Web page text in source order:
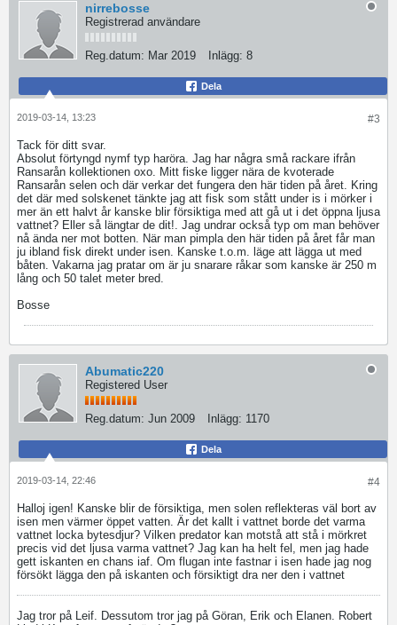
nirrebosse
Registrerad användare
Reg.datum: Mar 2019 Inlägg: 8
Dela
#3
2019-03-14, 13:23
Tack för ditt svar.
Absolut förtyngd nymf typ haröra. Jag har några små rackare ifrån
Ransarån kollektionen oxo. Mitt fiske ligger nära de kvoterade
Ransarån selen och där verkar det fungera den här tiden på året. Kring
det där med solskenet tänkte jag att fisk som stått under is i mörker i
mer än ett halvt år kanske blir försiktiga med att gå ut i det öppna ljusa
vattnet? Eller så längtar de dit!. Jag undrar också typ om man behöver
nå ända ner mot botten. När man pimpla den här tiden på året får man
ju ibland fisk direkt under isen. Kanske t.o.m. läge att lägga ut med
båten. Vakarna jag pratar om är ju snarare råkar som kanske är 250 m
lång och 50 talet meter bred.
Bosse
Abumatic220
Registered User
Reg.datum: Jun 2009 Inlägg: 1170
Dela
#4
2019-03-14, 22:46
Halloj igen! Kanske blir de försiktiga, men solen reflekteras väl bort av
isen men värmer öppet vatten. Är det kallt i vattnet borde det varma
vattnet locka bytesdjur? Vilken predator kan motstå att stå i mörkret
precis vid det ljusa varma vattnet? Jag kan ha helt fel, men jag hade
gett iskanten en chans iaf. Om flugan inte fastnar i isen hade jag nog
försökt lägga den på iskanten och försiktigt dra ner den i vattnet
Jag tror på Leif. Dessutom tror jag på Göran, Erik och Elanen. Robert